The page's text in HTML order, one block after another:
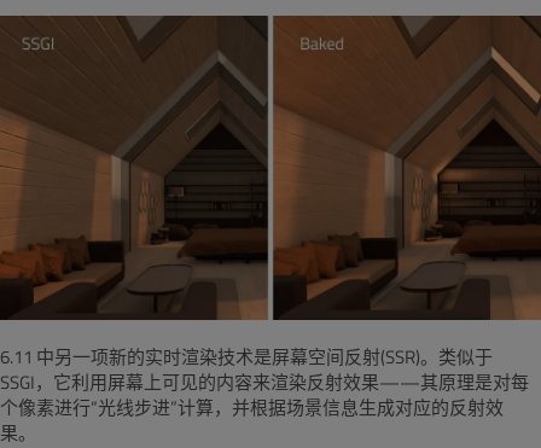
6.11 中另一项新的实时渲染技术是屏幕空间反射(SSR)。类似于
SSGI， 它利用屏幕上可见的内容来渲染反射效果——其原理是对每
个像素进行“光线步进”计算，并根据场景信息生成对应的反射效
果。